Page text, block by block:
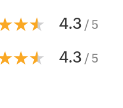
4.3 / 5
4.3 / 5